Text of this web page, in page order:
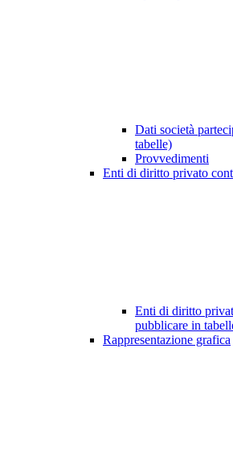
Dati società
tabelle)
Provvedimenti
Enti di diritto privato
Enti di diritto
pubblicare in
Rappresentazione grafica